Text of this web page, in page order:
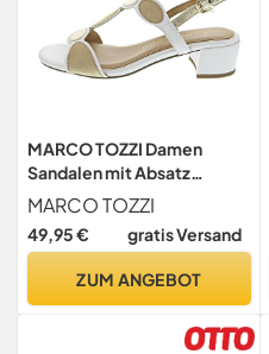
MARCO TOZZI Damen
Sandalen mit Absatz
Elegant Vegan, Weiß (White
Comb), 38 EU
MARCO TOZZI
49,95 € gratis Versand
ZUM ANGEBOT